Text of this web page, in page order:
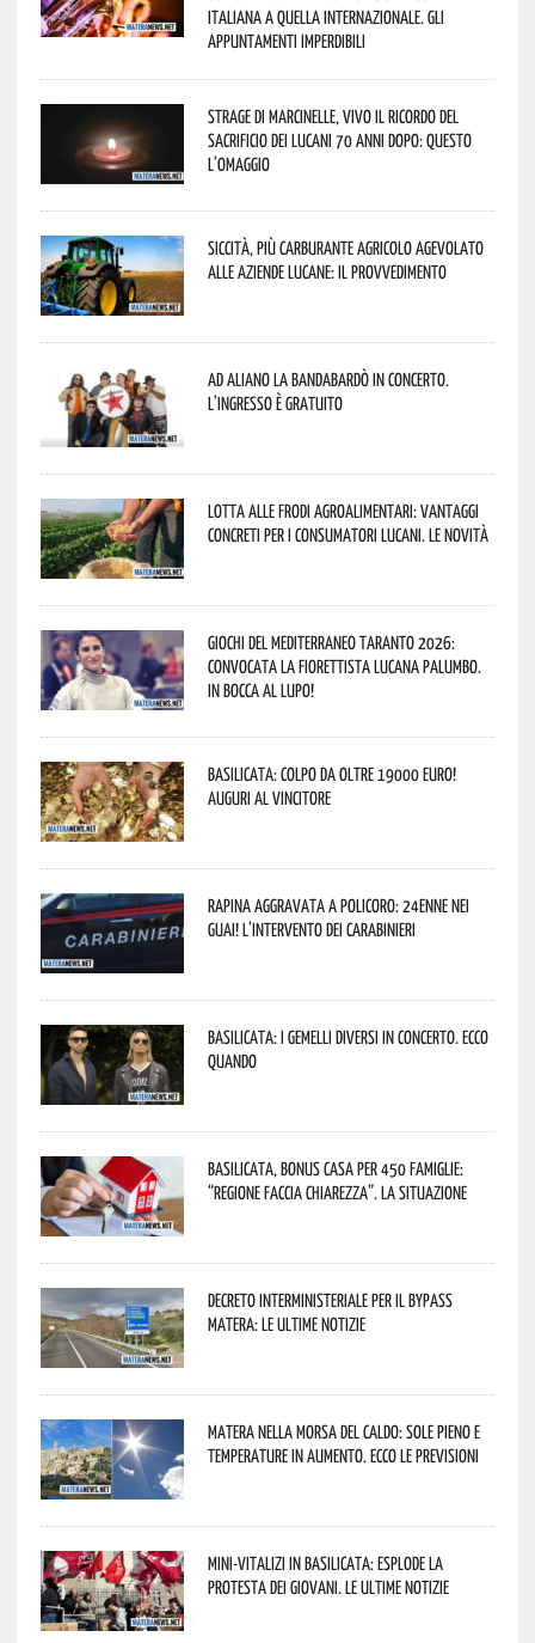
italiana a quella internazionale. Gli
appuntamenti imperdibili
Strage di Marcinelle, vivo il ricordo del
sacrificio dei lucani 70 anni dopo: questo
l’omaggio
Siccità, più carburante agricolo agevolato
alle aziende lucane: il provvedimento
Ad Aliano la Bandabardò in concerto.
L’ingresso è gratuito
Lotta alle frodi agroalimentari: vantaggi
concreti per i consumatori lucani. Le novità
Giochi del Mediterraneo Taranto 2026:
convocata la fiorettista lucana Palumbo.
In bocca al lupo!
Basilicata: colpo da oltre 19000 Euro!
Auguri al vincitore
Rapina aggravata a Policoro: 24enne nei
guai! L’intervento dei Carabinieri
Basilicata: i Gemelli DiVersi in concerto. Ecco
quando
Basilicata, Bonus casa per 450 famiglie:
“Regione faccia chiarezza”. La situazione
Decreto interministeriale per il Bypass
Matera: le ultime notizie
Matera nella morsa del caldo: sole pieno e
temperature in aumento. Ecco le previsioni
Mini-vitalizi in Basilicata: esplode la
protesta dei giovani. Le ultime notizie